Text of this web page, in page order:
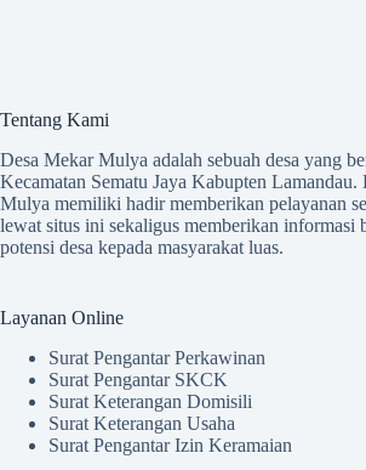
Tentang Kami
Desa Mekar Mulya adalah sebuah desa yang
Kecamatan Sematu Jaya Kabupten Lamandau.
Mulya memiliki hadir memberikan pelayanan
lewat situs ini sekaligus memberikan informasi
potensi desa kepada masyarakat luas.
Layanan Online
Surat Pengantar Perkawinan
Surat Pengantar SKCK
Surat Keterangan Domisili
Surat Keterangan Usaha
Surat Pengantar Izin Keramaian